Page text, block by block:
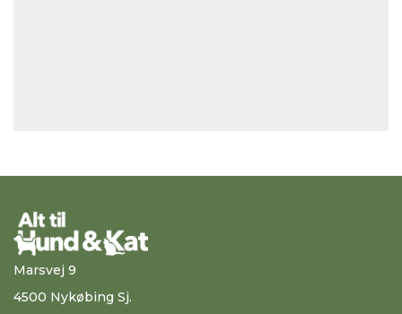
Marsvej 9
4500 Nykøbing Sj.